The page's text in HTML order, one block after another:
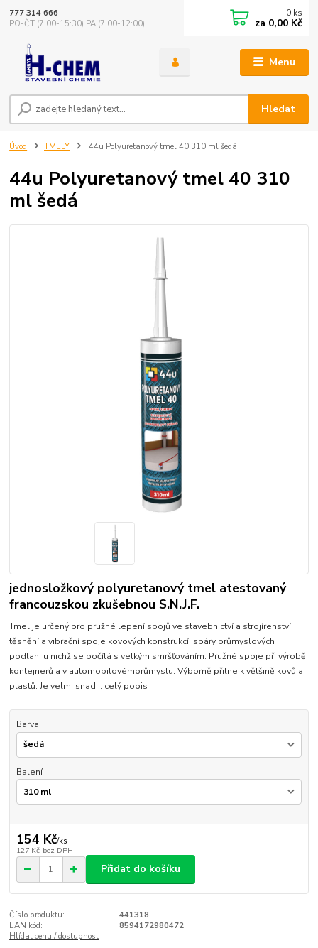
Menu
Hledat
777 314 666
PO-ČT (7:00-15:30) PA (7:00-12:00)
0 ks
za 0,00 Kč
Úvod TMELY 44u Polyuretanový tmel 40 310 ml šedá
44u Polyuretanový tmel 40 310
ml šedá
jednosložkový polyuretanový tmel atestovaný
francouzskou zkušebnou S.N.J.F.
Tmel je určený pro pružné lepení spojů ve stavebnictví a strojírenství,
těsnění a vibrační spoje kovových konstrukcí, spáry průmyslových
podlah, u nichž se počítá s velkým smršťováním. Pružné spoje při výrobě
kontejnerů a v automobilovémprůmyslu. Výborně přilne k většině kovů a
plastů. Je velmi snad... celý popis
Barva
Balení
154 Kč/ks
127 Kč bez DPH
Přidat do košíku
Číslo produktu:
441318
EAN kód:
8594172980472
Hlídat cenu / dostupnost